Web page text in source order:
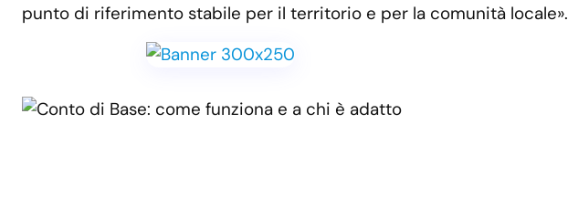
punto di riferimento stabile per il territorio e per la comunità locale».